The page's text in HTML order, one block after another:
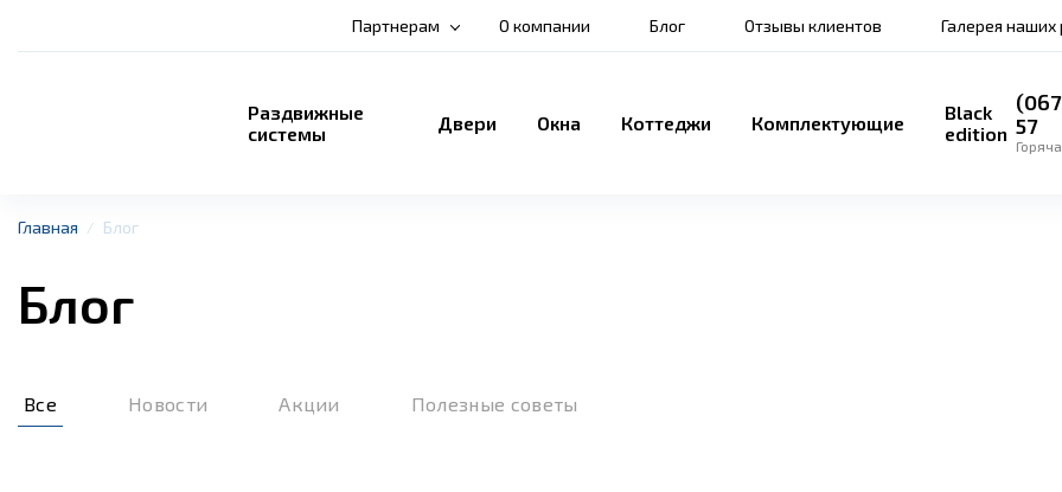
Партнерам О компании Блог Отзывы клиентов Галерея наших
Раздвижные
системы
Двери Окна Коттеджи Комплектующие
Black
edition 57
Главная Блог
Блог
Все Новости Акции Полезные советы